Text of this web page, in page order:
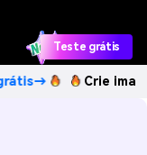
Teste grátis
Crie imagens com